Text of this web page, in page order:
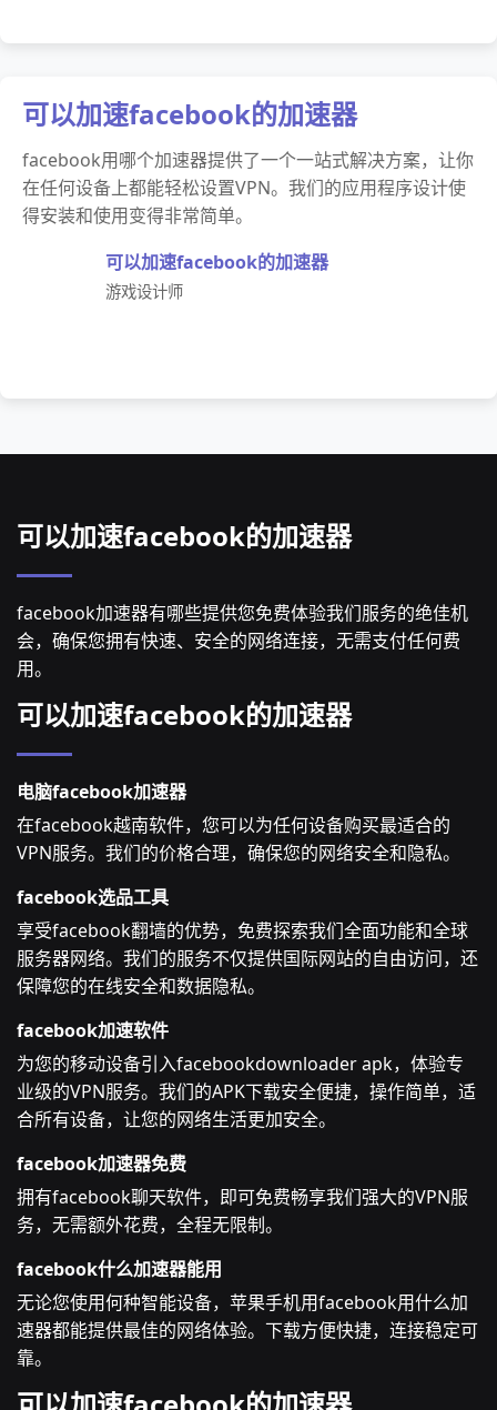
可以加速facebook的加速器
facebook用哪个加速器提供了一个一站式解决方案，让你
在任何设备上都能轻松设置VPN。我们的应用程序设计使
得安装和使用变得非常简单。
可以加速facebook的加速器
游戏设计师
可以加速facebook的加速器
facebook加速器有哪些提供您免费体验我们服务的绝佳机
会，确保您拥有快速、安全的网络连接，无需支付任何费
用。
可以加速facebook的加速器
电脑facebook加速器
在facebook越南软件，您可以为任何设备购买最适合的
VPN服务。我们的价格合理，确保您的网络安全和隐私。
facebook选品工具
享受facebook翻墙的优势，免费探索我们全面功能和全球
服务器网络。我们的服务不仅提供国际网站的自由访问，还
保障您的在线安全和数据隐私。
facebook加速软件
为您的移动设备引入facebookdownloader apk，体验专
业级的VPN服务。我们的APK下载安全便捷，操作简单，适
合所有设备，让您的网络生活更加安全。
facebook加速器免费
拥有facebook聊天软件，即可免费畅享我们强大的VPN服
务，无需额外花费，全程无限制。
facebook什么加速器能用
无论您使用何种智能设备，苹果手机用facebook用什么加
速器都能提供最佳的网络体验。下载方便快捷，连接稳定可
靠。